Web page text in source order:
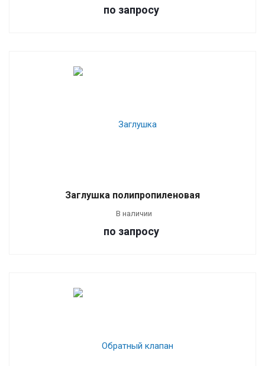
по запросу
Заглушка полипропиленовая
В наличии
по запросу